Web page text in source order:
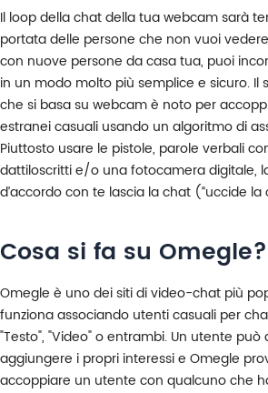
Il loop della chat della tua webcam sarà
portata delle persone che non vuoi
con nuove persone da casa tua, puoi
in un modo molto più semplice e sicuro. Il
che si basa su webcam è noto per
estranei casuali usando un algoritmo di
Piuttosto usare le pistole, parole verbali
dattiloscritti e/o una fotocamera digitale,
d’accordo con te lascia la chat (“uccide la
Cosa si fa su Omegle?
Omegle è uno dei siti di video-chat più
funziona associando utenti casuali per
"Testo", "Video" o entrambi. Un utente
aggiungere i propri interessi e Omegle
accoppiare un utente con qualcuno che